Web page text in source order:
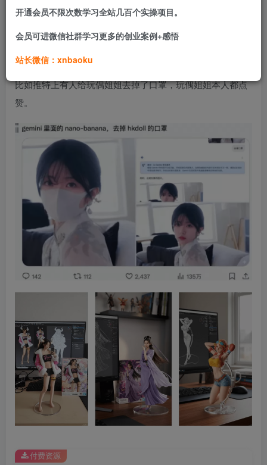
止最强的 AI 修图工具“。​
除了 3D 手办，不管是推特还是小红书，好多人拿它整出意
想不到的新玩法，创意一个接一个！​
比如推特上有人给玩偶姐姐去掉了口罩，玩偶姐姐本人都点
赞。
付费资源
开通会员不限次数学习全站几百个实操项目。
会员可进微信社群学习更多的创业案例+感悟
站长微信：xnbaoku